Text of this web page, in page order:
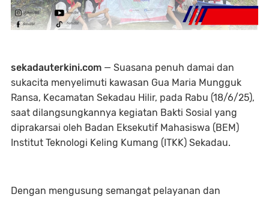
sekadauterkini.com — Suasana penuh damai dan
sukacita menyelimuti kawasan Gua Maria Mungguk
Ransa, Kecamatan Sekadau Hilir, pada Rabu (18/6/25),
saat dilangsungkannya kegiatan Bakti Sosial yang
diprakarsai oleh Badan Eksekutif Mahasiswa (BEM)
Institut Teknologi Keling Kumang (ITKK) Sekadau.
Dengan mengusung semangat pelayanan dan